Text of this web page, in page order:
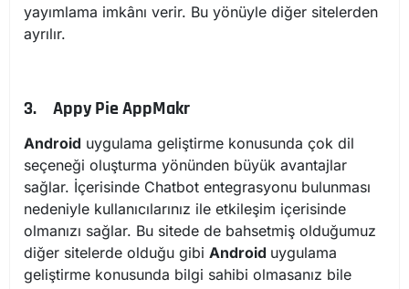
yayımlama imkânı verir. Bu yönüyle diğer sitelerden
ayrılır.
3. Appy Pie AppMakr
Android uygulama geliştirme konusunda çok dil
seçeneği oluşturma yönünden büyük avantajlar
sağlar. İçerisinde Chatbot entegrasyonu bulunması
nedeniyle kullanıcılarınız ile etkileşim içerisinde
olmanızı sağlar. Bu sitede de bahsetmiş olduğumuz
diğer sitelerde olduğu gibi Android uygulama
geliştirme konusunda bilgi sahibi olmasanız bile